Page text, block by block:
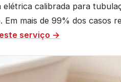
elétrica calibrada para
Em mais de 99% dos casos
serviço →